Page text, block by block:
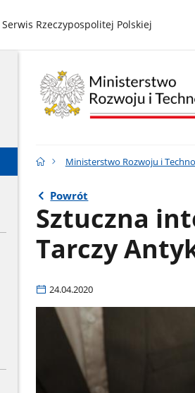
gov.pl
Serwis Rzeczypospolitej Polskiej
Ministerstwo Rozwoju i
Powrót
Sztuczna
Tarczy
24.04.2020